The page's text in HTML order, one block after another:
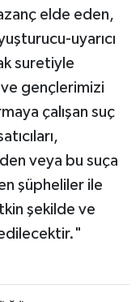
elde eden,
uyarıcı
suretiyle
ve gençlerimizi
çalışan suç
veya bu suça
şüpheliler ile
şekilde ve